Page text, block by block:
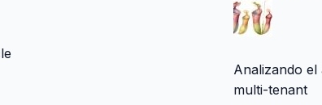
Analizando el
multi-tenant